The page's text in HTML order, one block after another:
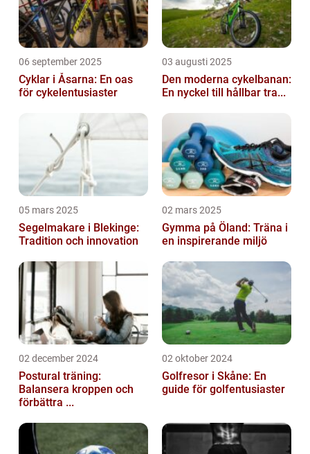
06 september 2025
Cyklar i Åsarna: En oas
för cykelentusiaster
03 augusti 2025
Den moderna cykelbanan:
En nyckel till hållbar tra...
05 mars 2025
Segelmakare i Blekinge:
Tradition och innovation
02 mars 2025
Gymma på Öland: Träna i
en inspirerande miljö
02 december 2024
Postural träning:
Balansera kroppen och
förbättra ...
02 oktober 2024
Golfresor i Skåne: En
guide för golfentusiaster